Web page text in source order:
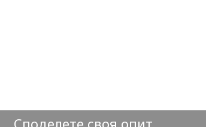
Споделете своя опит.